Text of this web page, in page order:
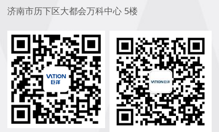
济南市历下区大都会万科中心 5楼